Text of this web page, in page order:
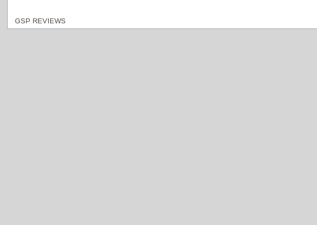
GSP REVIEWS